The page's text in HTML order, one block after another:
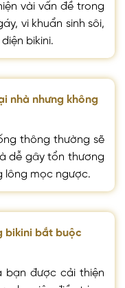
vài vấn đề trong
vi khuẩn sinh sôi,
bikini.
nhà nhưng không
thông thường sẽ
dễ gây tổn thương
lông mọc ngược.
bikini bắt buộc
bạn được cải thiện